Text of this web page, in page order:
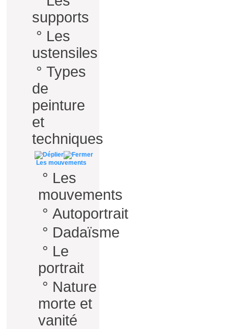
supports
° Les
ustensiles
° Types
de
peinture
et
techniques
Les mouvements
° Les
mouvements
° Autoportrait
° Dadaïsme
° Le
portrait
° Nature
morte et
vanité